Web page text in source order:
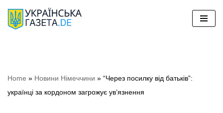
Перейти
Home » Новини Німеччини » “Через посилку від батьків”:
українці за кордоном загрожує ув’язнення